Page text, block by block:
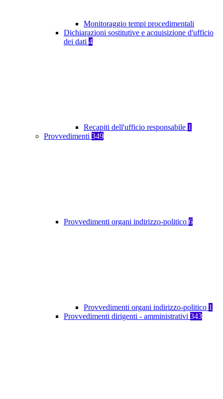
Monitoraggio tempi procedimentali
Dichiarazioni sostitutive e acquisizione d'ufficio
dei dati 4
Recapiti dell'ufficio responsabile 1
Provvedimenti 349
Provvedimenti organi indirizzo-politico 6
Provvedimenti organi indirizzo-politico 1
Provvedimenti dirigenti - amministrativi 343